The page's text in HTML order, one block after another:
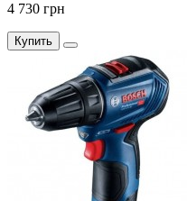
4 730 грн
Купить